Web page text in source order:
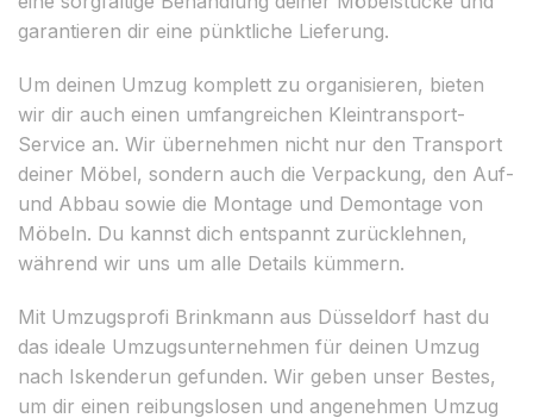
garantieren dir eine pünktliche Lieferung.
Um deinen Umzug komplett zu organisieren, bieten
wir dir auch einen umfangreichen Kleintransport-
Service an. Wir übernehmen nicht nur den Transport
deiner Möbel, sondern auch die Verpackung, den Auf-
und Abbau sowie die Montage und Demontage von
Möbeln. Du kannst dich entspannt zurücklehnen,
während wir uns um alle Details kümmern.
Mit Umzugsprofi Brinkmann aus Düsseldorf hast du
das ideale Umzugsunternehmen für deinen Umzug
nach Iskenderun gefunden. Wir geben unser Bestes,
um dir einen reibungslosen und angenehmen Umzug